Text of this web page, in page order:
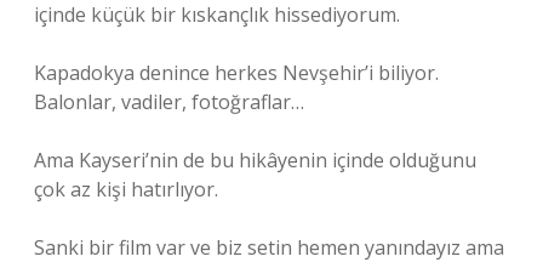
içinde küçük bir kıskançlık hissediyorum.
Kapadokya denince herkes Nevşehir’i biliyor.
Balonlar, vadiler, fotoğraflar…
Ama Kayseri’nin de bu hikâyenin içinde olduğunu
çok az kişi hatırlıyor.
Sanki bir film var ve biz setin hemen yanındayız ama